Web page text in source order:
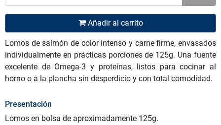
Añadir al carrito
Lomos de salmón de color intenso y carne firme, envasados
individualmente en prácticas porciones de 125g. Una fuente
excelente de Omega-3 y proteínas, listos para cocinar al
horno o a la plancha sin desperdicio y con total comodidad.
Presentación
Lomos en bolsa de aproximadamente 125g.